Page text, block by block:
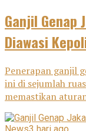
Ganjil Genap
Diawasi
Penerapan ganjil
ini di sejumlah
memastikan